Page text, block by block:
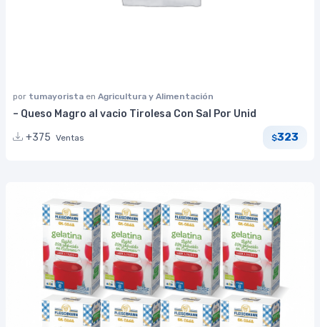
por tumayorista en Agricultura y Alimentación
– Queso Magro al vacio Tirolesa Con Sal Por Unid
+375 Ventas $323